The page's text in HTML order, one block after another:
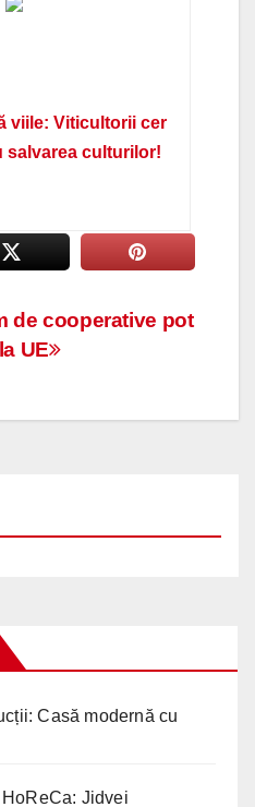
viile: Viticultorii cer
salvarea culturilor!
de cooperative pot
UE
Casă modernă cu
Jidvei